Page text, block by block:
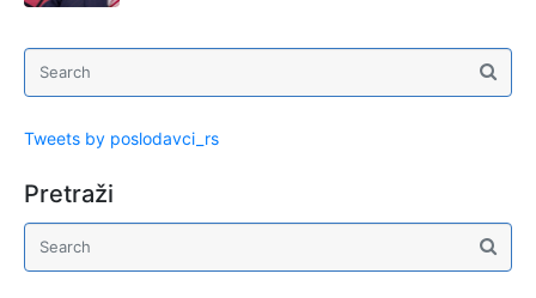
Tweets by poslodavci_rs
Pretraži